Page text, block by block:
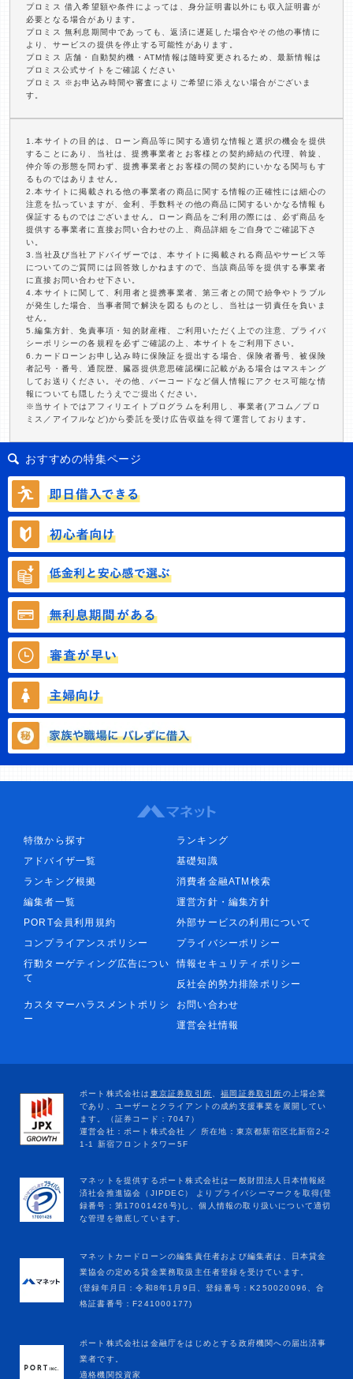
プロミス 借入希望額や条件によっては、身分証明書以外にも収入証明書が
必要となる場合があります。
プロミス 無利息期間中であっても、返済に遅延した場合やその他の事情に
より、サービスの提供を停止する可能性があります。
プロミス 店舗・自動契約機・ATM情報は随時変更されるため、最新情報は
プロミス公式サイトをご確認ください
プロミス ※お申込み時間や審査によりご希望に添えない場合がございま
す。
1.本サイトの目的は、ローン商品等に関する適切な情報と選択の機会を提供
することにあり、当社は、提携事業者とお客様との契約締結の代理、斡旋、
仲介等の形態を問わず、提携事業者とお客様の間の契約にいかなる関与もす
るものではありません。
2.本サイトに掲載される他の事業者の商品に関する情報の正確性には細心の
注意を払っていますが、金利、手数料その他の商品に関するいかなる情報も
保証するものではございません。ローン商品をご利用の際には、必ず商品を
提供する事業者に直接お問い合わせの上、商品詳細をご自身でご確認下さ
い。
3.当社及び当社アドバイザーでは、本サイトに掲載される商品やサービス等
についてのご質問には回答致しかねますので、当該商品等を提供する事業者
に直接お問い合わせ下さい。
4.本サイトに関して、利用者と提携事業者、第三者との間で紛争やトラブル
が発生した場合、当事者間で解決を図るものとし、当社は一切責任を負いま
せん。
5.編集方針、免責事項・知的財産権、ご利用いただく上での注意、プライバ
シーポリシーの各規程を必ずご確認の上、本サイトをご利用下さい。
6.カードローンお申し込み時に保険証を提出する場合、保険者番号、被保険
者記号・番号、通院歴、臓器提供意思確認欄に記載がある場合はマスキング
してお送りください。その他、バーコードなど個人情報にアクセス可能な情
報についても隠したうえでご提出ください。
※当サイトではアフィリエイトプログラムを利用し、事業者(アコム／プロ
ミス／アイフルなど)から委託を受け広告収益を得て運営しております。
おすすめの特集ページ
特徴から探す
ランキング
アドバイザ一覧
基礎知識
ランキング根拠
消費者金融ATM検索
編集者一覧
運営方針・編集方針
PORT会員利用規約
外部サービスの利用について
コンプライアンスポリシー
プライバシーポリシー
行動ターゲティング広告につい
て
情報セキュリティポリシー
反社会的勢力排除ポリシー
カスタマーハラスメントポリシ
ー
お問い合わせ
運営会社情報
マネットカードローンの編集責任者および編集者は、日本貸金
業協会の定める貸金業務取扱主任者登録を受けています。
(登録年月日：令和8年1月9日、登録番号：K250020096、合
格証書番号：F241000177)
ポート株式会社は金融庁をはじめとする政府機関への届出済事
業者です。
適格機関投資家